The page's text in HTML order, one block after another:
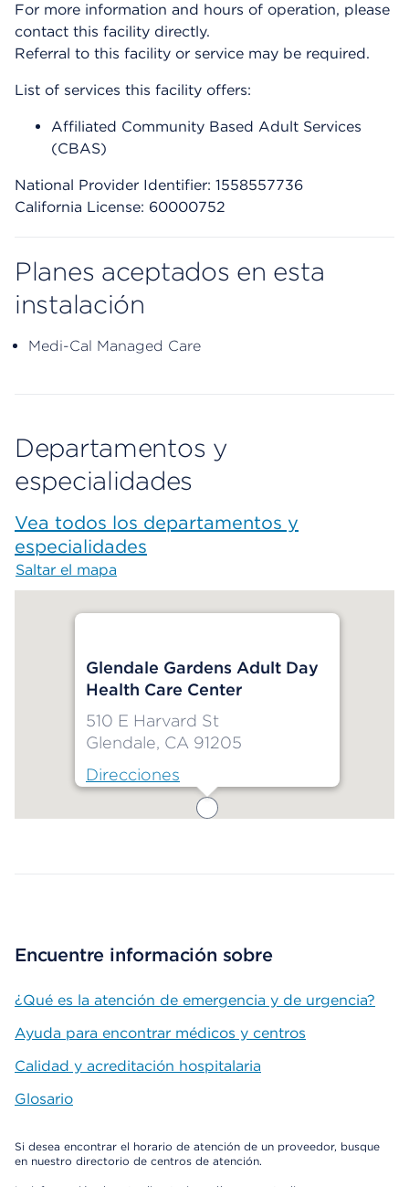
For more information and hours of operation, please
contact this facility directly.
Referral to this facility or service may be required.
List of services this facility offers:
Affiliated Community Based Adult Services
(CBAS)
National Provider Identifier: 1558557736
California License: 60000752
Planes aceptados en esta
instalación
Medi-Cal Managed Care
Departamentos y
especialidades
Vea todos los departamentos y
especialidades
Saltar el mapa
Glendale Gardens Adult Day
Health Care Center
510 E Harvard St
Glendale, CA 91205
Direcciones
Encuentre información sobre
¿Qué es la atención de emergencia y de urgencia?
Ayuda para encontrar médicos y centros
Calidad y acreditación hospitalaria
Glosario
Si desea encontrar el horario de atención de un proveedor, busque
en nuestro directorio de centros de atención.